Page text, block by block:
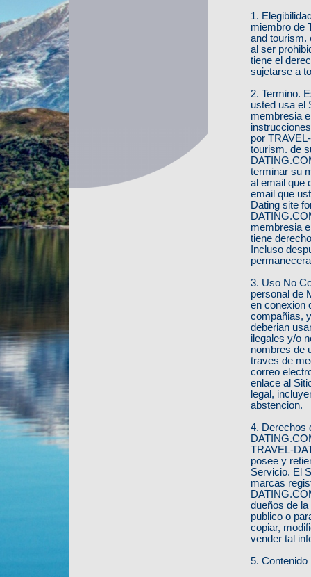
1.
miembro de
and tourism.
al ser
tiene el
sujetarse a
2. Termino.
usted usa el
membresia
por
tourism. de
terminar su
al email que
email que
Dating site
membresia
tiene
Incluso
3. Uso No
personal de
en conexion
compañias,
deberian
ilegales y/o
nombres de
traves de
correo
enlace al
legal,
abstencion.
4. Derechos
TRAVEL-
posee y
Servicio. El
marcas
dueños de
publico o
copiar,
vender tal
5. Contenido